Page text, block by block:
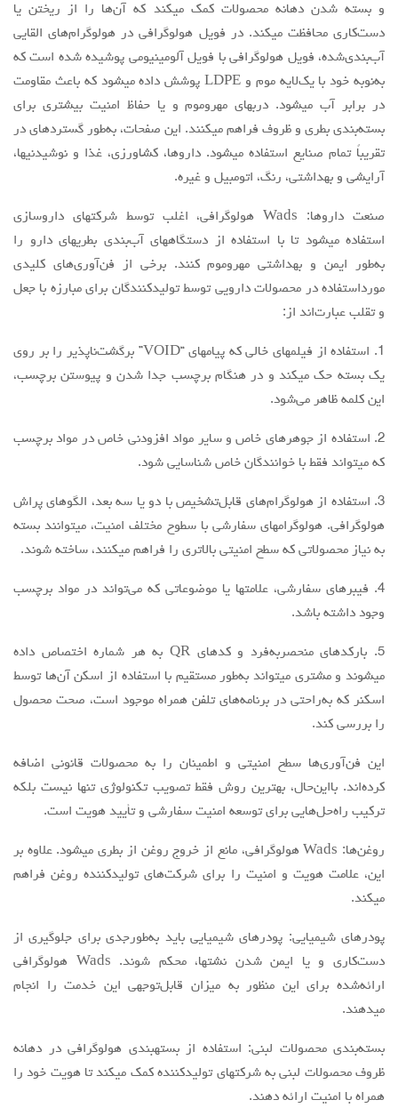
و بسته شدن دهانه محصولات کمک میکند که آن‌ها را از ریختن یا
دست‌کاری محافظت میکند. در فویل هولوگرافی در هولوگرام‌های القایی
آب‌بندی‌شده، فویل هولوگرافی با فویل آلومینیومی پوشیده شده است که
به‌نوبه خود با یک‌لایه موم و LDPE پوشش داده میشود که باعث مقاومت
در برابر آب میشود. دربهای مهروموم و یا حفاظ امنیت بیشتری برای
بسته‌بندی بطری و ظروف فراهم میکنند. این صفحات، به‌طور گستردهای در
تقریباً تمام صنایع استفاده میشود. داروها، کشاورزی، غذا و نوشیدنیها،
آرایشی و بهداشتی، رنگ، اتومبیل و غیره.
صنعت داروها: Wads هولوگرافی، اغلب توسط شرکتهای داروسازی
استفاده میشود تا با استفاده از دستگاههای آب‌بندی بطریهای دارو را
به‌طور ایمن و بهداشتی مهروموم کنند. برخی از فن‌آوری‌های کلیدی
مورداستفاده در محصولات دارویی توسط تولیدکنندگان برای مبارزه با جعل
و تقلب عبارت‌اند از:
1. استفاده از فیلمهای خالی که پیامهای “VOID” برگشت‌ناپذیر را بر روی
یک بسته حک میکند و در هنگام برچسب جدا شدن و پیوستن برچسب،
این کلمه ظاهر می‌شود.
2. استفاده از جوهرهای خاص و سایر مواد افزودنی خاص در مواد برچسب
که میتواند فقط با خوانندگان خاص شناسایی شود.
3. استفاده از هولوگرام‌های قابل‌تشخیص با دو یا سه بعد، الگوهای پراش
هولوگرافی. هولوگرامهای سفارشی با سطوح مختلف امنیت، میتوانند بسته
به نیاز محصولاتی که سطح امنیتی بالاتری را فراهم میکنند، ساخته شوند.
4. فیبرهای سفارشی، علامتها یا موضوعاتی که می‌تواند در مواد برچسب
وجود داشته باشد.
5. بارکدهای منحصربه‌فرد و کدهای QR به هر شماره اختصاص داده
میشوند و مشتری میتواند به‌طور مستقیم با استفاده از اسکن آن‌ها توسط
اسکنر که به‌راحتی در برنامه‌های تلفن همراه موجود است، صحت محصول
را بررسی کند.
این فن‌آوری‌ها سطح امنیتی و اطمینان را به محصولات قانونی اضافه
کرده‌اند. بااین‌حال، بهترین روش فقط تصویب تکنولوژی تنها نیست بلکه
ترکیب راه‌حل‌هایی برای توسعه امنیت سفارشی و تأیید هویت است.
روغن‌ها: Wads هولوگرافی، مانع از خروج روغن از بطری میشود. علاوه بر
این، علامت هویت و امنیت را برای شرکت‌های تولیدکننده روغن فراهم
میکند.
پودرهای شیمیایی: پودرهای شیمیایی باید به‌طورجدی برای جلوگیری از
دست‌کاری و یا ایمن شدن نشتها، محکم شوند. Wads هولوگرافی
ارائه‌شده برای این منظور به میزان قابل‌توجهی این خدمت را انجام
میدهند.
بسته‌بندی محصولات لبنی: استفاده از بستهبندی هولوگرافی در دهانه
ظروف محصولات لبنی به شرکتهای تولیدکننده کمک میکند تا هویت خود را
همراه با امنیت ارائه دهند.